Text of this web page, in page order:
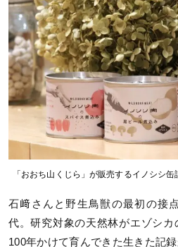
「おおち山くじら」が販売するイノシシ缶
石﨑さんと野生鳥獣の最初の接
代。研究対象の天然林がエゾシ
100年かけて育んできた生きた記